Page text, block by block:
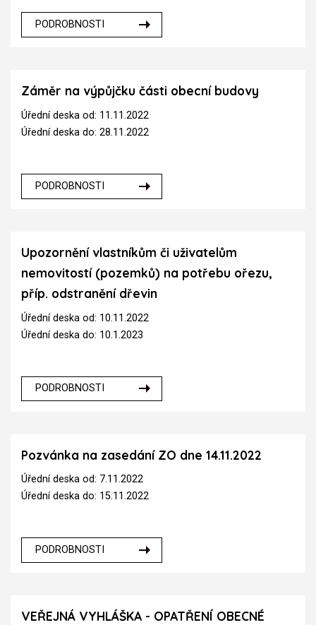
PODROBNOSTI
Záměr na výpůjčku části obecní budovy
Úřední deska od: 11.11.2022
Úřední deska do: 28.11.2022
PODROBNOSTI
Upozornění vlastníkům či uživatelům
nemovitostí (pozemků) na potřebu ořezu,
příp. odstranění dřevin
Úřední deska od: 10.11.2022
Úřední deska do: 10.1.2023
PODROBNOSTI
Pozvánka na zasedání ZO dne 14.11.2022
Úřední deska od: 7.11.2022
Úřední deska do: 15.11.2022
PODROBNOSTI
VEŘEJNÁ VYHLÁŠKA - OPATŘENÍ OBECNÉ